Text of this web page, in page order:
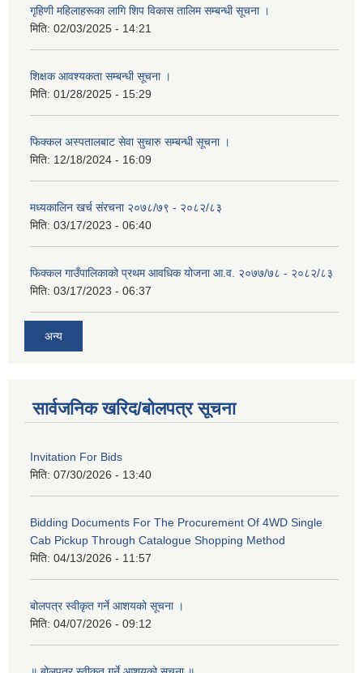
गृहिणी महिलाहरूका लागि शिप विकास तालिम सम्बन्धी सूचना ‌।
मिति: 02/03/2025 - 14:21
शिक्षक आवश्यकता सम्बन्धी सूचना ।
मिति: 01/28/2025 - 15:29
फिक्कल अस्पतालबाट सेवा सुचारु सम्बन्धी सूचना ।
मिति: 12/18/2024 - 16:09
मध्यकालिन खर्च संरचना २०७८/७९ - २०८२/८३
मिति: 03/17/2023 - 06:40
फिक्कल गाउँपालिकाको प्रथम आवधिक योजना आ.व. २०७७/७८ - २०८२/८३
मिति: 03/17/2023 - 06:37
अन्य
सार्वजनिक खरिद/बोलपत्र सूचना
Invitation For Bids
मिति: 07/30/2026 - 13:40
Bidding Documents For The Procurement Of 4WD Single
Cab Pickup Through Catalogue Shopping Method
मिति: 04/13/2026 - 11:57
बोलपत्र स्वीकृत गर्ने आशयको सूचना ।
मिति: 04/07/2026 - 09:12